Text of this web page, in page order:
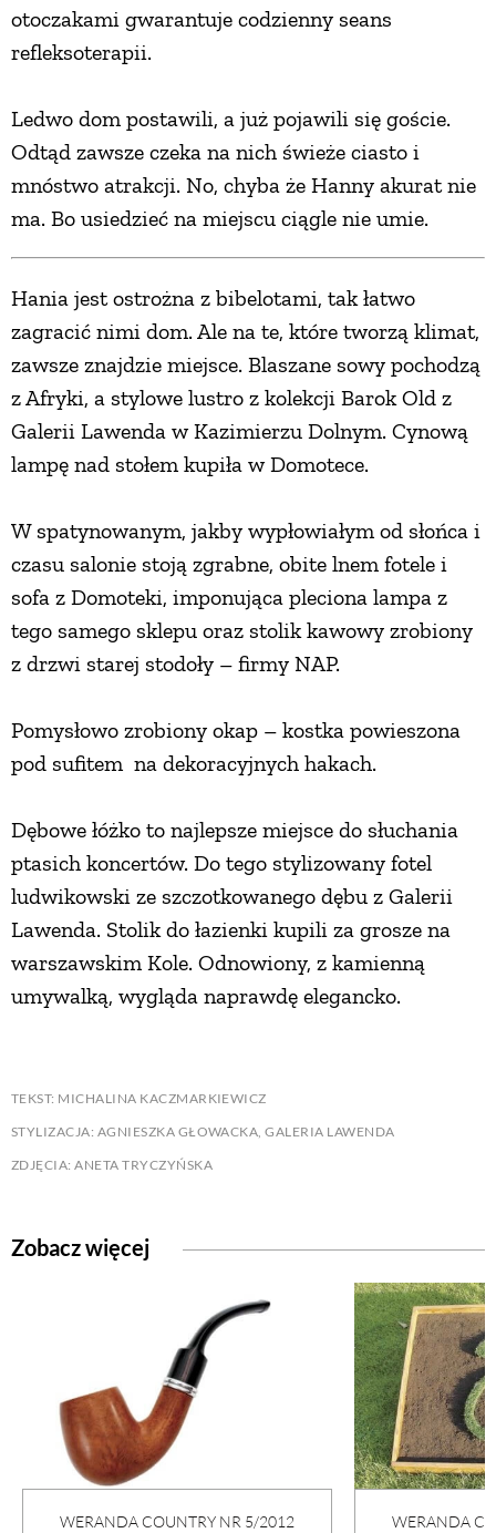
otoczakami gwarantuje codzienny seans
refleksoterapii.
Ledwo dom postawili, a już pojawili się goście.
Odtąd zawsze czeka na nich świeże ciasto i
mnóstwo atrakcji. No, chyba że Hanny akurat nie
ma. Bo usiedzieć na miejscu ciągle nie umie.
Hania jest ostrożna z bibelotami, tak łatwo
zagracić nimi dom. Ale na te, które tworzą klimat,
zawsze znajdzie miejsce. Blaszane sowy pochodzą
z Afryki, a stylowe lustro z kolekcji Barok Old z
Galerii Lawenda w Kazimierzu Dolnym. Cynową
lampę nad stołem kupiła w Domotece.
W spatynowanym, jakby wypłowiałym od słońca i
czasu salonie stoją zgrabne, obite lnem fotele i
sofa z Domoteki, imponująca pleciona lampa z
tego samego sklepu oraz stolik kawowy zrobiony
z drzwi starej stodoły – firmy NAP.
Pomysłowo zrobiony okap – kostka powieszona
pod sufitem na dekoracyjnych hakach.
Dębowe łóżko to najlepsze miejsce do słuchania
ptasich koncertów. Do tego stylizowany fotel
ludwikowski ze szczotkowanego dębu z Galerii
Lawenda. Stolik do łazienki kupili za grosze na
warszawskim Kole. Odnowiony, z kamienną
umywalką, wygląda naprawdę elegancko.
TEKST: MICHALINA KACZMARKIEWICZ
STYLIZACJA: AGNIESZKA GŁOWACKA, GALERIA LAWENDA
ZDJĘCIA: ANETA TRYCZYŃSKA
Zobacz więcej
WERANDA COUNTRY NR 5/2012 WERANDA